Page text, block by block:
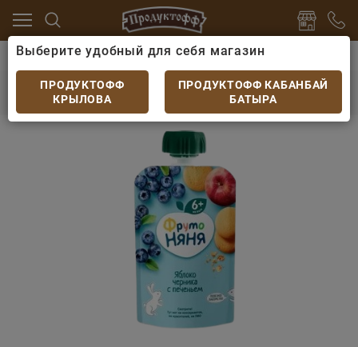
Детский сок, вода, пюре, смузи
Пюре
Пюре ФрутоНяня яблоко черника печенье с
аронией пауч 90гр
Выберите удобный для себя магазин
ПРОДУКТОФФ
КРЫЛОВА
ПРОДУКТОФФ КАБАНБАЙ
БАТЫРА